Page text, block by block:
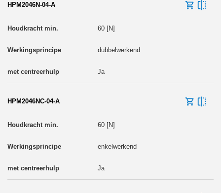
HPM2046N-04-A
60 [N]
dubbelwerkend
Ja
HPM2046NC-04-A
60 [N]
enkelwerkend
Ja